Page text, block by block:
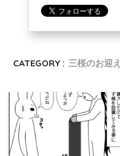
CATEGORY : 三桜のお迎え